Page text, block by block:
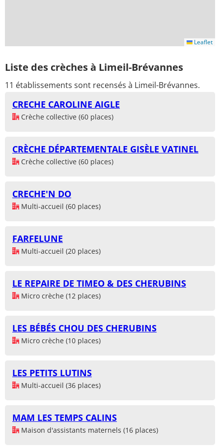
Leaflet
Liste des crèches à Limeil-Brévannes
11 établissements sont recensés à Limeil-Brévannes.
CRECHE CAROLINE AIGLE
Crèche collective (60 places)
CRÈCHE DÉPARTEMENTALE GISÈLE VATINEL
Crèche collective (60 places)
CRECHE'N DO
Multi-accueil (60 places)
FARFELUNE
Multi-accueil (20 places)
LE REPAIRE DE TIMEO & DES CHERUBINS
Micro crèche (12 places)
LES BÉBÉS CHOU DES CHERUBINS
Micro crèche (10 places)
LES PETITS LUTINS
Multi-accueil (36 places)
MAM LES TEMPS CALINS
Maison d'assistants maternels (16 places)